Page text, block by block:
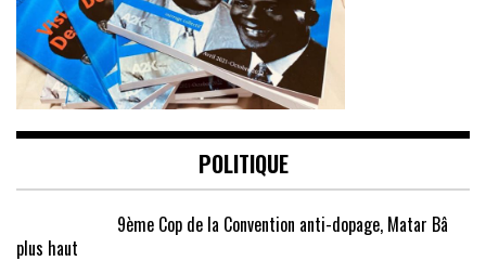
POLITIQUE
9ème Cop de la Convention anti-dopage, Matar Bâ
plus haut